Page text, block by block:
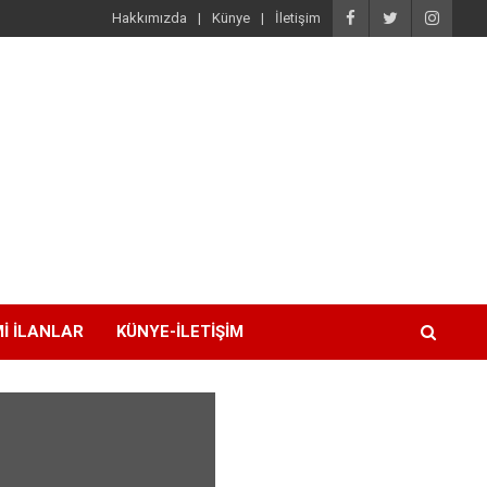
Hakkımızda Künye İletişim
İLANLAR KÜNYE-İLETIŞIM